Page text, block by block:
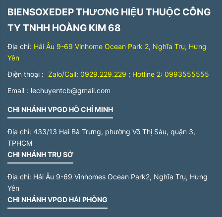
Trên 500 triệu
Sắp xếp theo giá giảm dần
BIENSOXEDEP THƯƠNG HIỆU THUỘC CÔNG
TY TNHH HOÀNG KIM 68
Địa chỉ: Hải Âu 9-69 Vinhome Ocean Park 2, Nghĩa Trụ, Hưng
Yên
Điện thoại : Zalo/Call: 0929.229.229 ; Hotline 2: 0993555555
Email : lechuyentcb@gmail.com
CHI NHÁNH VPGD HỒ CHÍ MINH
Địa chỉ: 433/13 Hai Bà Trưng, phường Võ Thị Sáu, quận 3,
TPHCM
CHI NHÁNH TRỤ SỞ
Địa chỉ: Hải Âu 9-69 Vinhomes Ocean Park2, Nghĩa Trụ, Hưng
Yên
CHI NHÁNH VPGD HẢI PHÒNG